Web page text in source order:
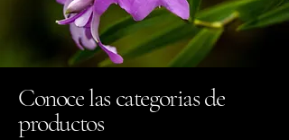
Conoce las categorias de
productos